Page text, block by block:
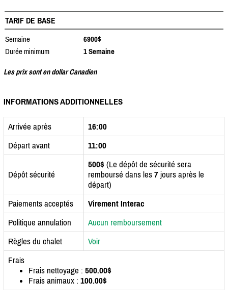
TARIF DE BASE
Semaine
6900$
Durée minimum
1 Semaine
Les prix sont en dollar Canadien
INFORMATIONS ADDITIONNELLES
Arrivée après
16:00
Départ avant
11:00
Dépôt sécurité
500$ (Le dépôt de sécurité sera
remboursé dans les 7 jours après le
départ)
Paiements acceptés
Virement Interac
Politique annulation
Aucun remboursement
Règles du chalet
Voir
Frais
Frais nettoyage : 500.00$
Frais animaux : 100.00$